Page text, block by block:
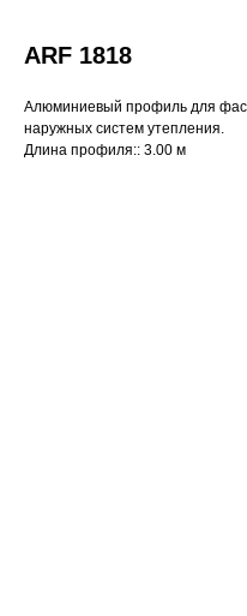
ARF 1818
Алюминиевый профиль для
наружных систем утепления.
Длина профиля:: 3.00 м